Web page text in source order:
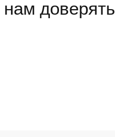
доверять